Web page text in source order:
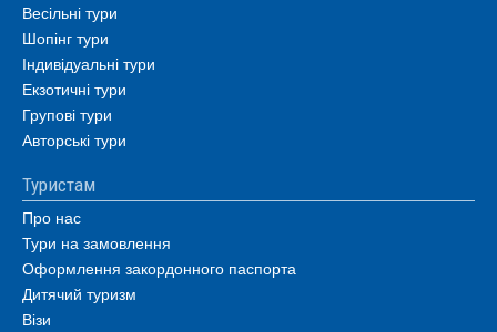
Весільні тури
Шопінг тури
Індивідуальні тури
Екзотичні тури
Групові тури
Авторські тури
Туристам
Про нас
Тури на замовлення
Оформлення закордонного паспорта
Дитячий туризм
Візи